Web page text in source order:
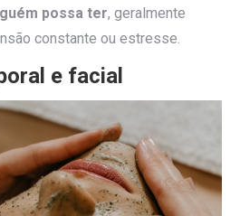
possa ter, geralmente
constante ou estresse.
e facial